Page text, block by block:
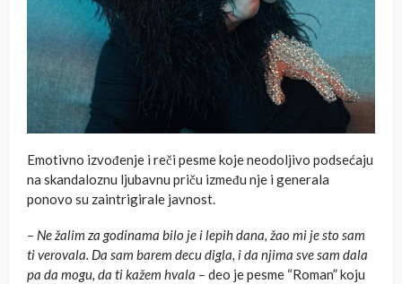
Emotivno izvođenje i reči pesme koje neodoljivo podsećaju
na skandaloznu ljubavnu priču između nje i generala
ponovo su zaintrigirale javnost.
– Ne žalim za godinama bilo je i lepih dana, žao mi je sto sam
ti verovala. Da sam barem decu digla, i da njima sve sam dala
pa da mogu, da ti kažem hvala – deo je pesme “Roman” koju